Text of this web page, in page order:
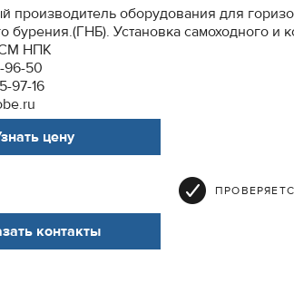
производитель оборудования для
бурения.(ГНБ). Установка самоходного и
НПК
96-50
97-16
цену
контакты